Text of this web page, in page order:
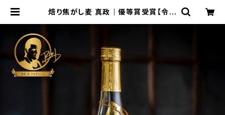
焙り焦がし麦 真政｜優等賞受賞【令和